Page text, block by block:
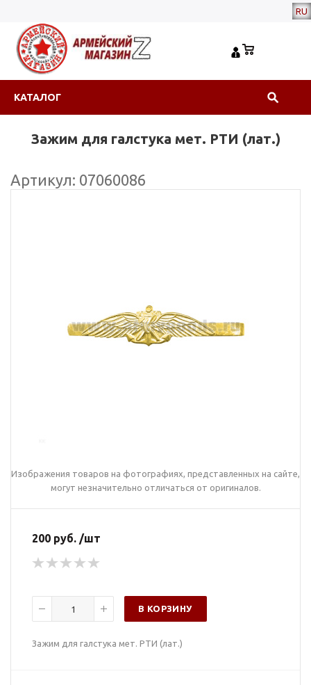
RU
КАТАЛОГ
Зажим для галстука мет. РТИ (лат.)
Артикул: 07060086
Изображения товаров на фотографиях, представленных на сайте,
могут незначительно отличаться от оригиналов.
200 руб. /шт
В КОРЗИНУ
Зажим для галстука мет. РТИ (лат.)